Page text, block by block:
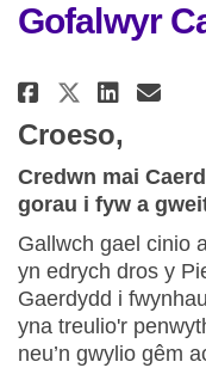
Gofalwyr
RhannuE-
Croeso,
Credwn mai
gorau i fyw a
Gallwch gael cinio
yn edrych dros y
Gaerdydd i
yna treulio'r
neu’n gwylio gêm